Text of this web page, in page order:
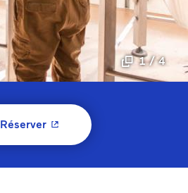
1 / 4
Réserver- Cet hyperlien s'ouvrira